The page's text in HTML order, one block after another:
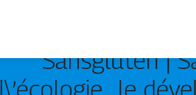
Sansgluten |
l\’écologie , le